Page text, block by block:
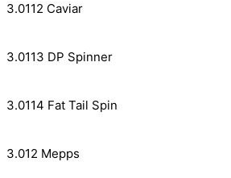
3.0112 Caviar
3.0113 DP Spinner
3.0114 Fat Tail Spin
3.012 Mepps